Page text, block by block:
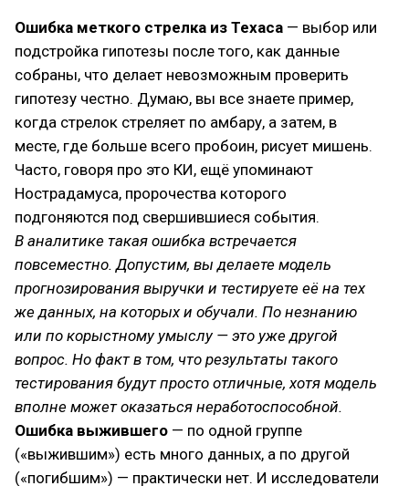
Ошибка меткого стрелка из Техаса — выбор или
подстройка гипотезы после того, как данные
собраны, что делает невозможным проверить
гипотезу честно. Думаю, вы все знаете пример,
когда стрелок стреляет по амбару, а затем, в
месте, где больше всего пробоин, рисует мишень.
Часто, говоря про это КИ, ещё упоминают
Нострадамуса, пророчества которого
подгоняются под свершившиеся события.
В аналитике такая ошибка встречается
повсеместно. Допустим, вы делаете модель
прогнозирования выручки и тестируете её на тех
же данных, на которых и обучали. По незнанию
или по корыстному умыслу — это уже другой
вопрос. Но факт в том, что результаты такого
тестирования будут просто отличные, хотя модель
вполне может оказаться неработоспособной.
Ошибка выжившего — по одной группе
(«выжившим») есть много данных, а по другой
(«погибшим») — практически нет. И исследователи